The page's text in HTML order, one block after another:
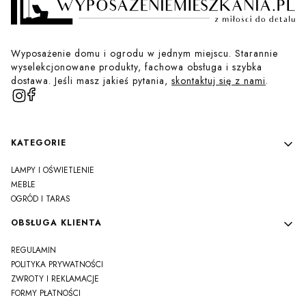
Wyposażenie domu i ogrodu w jednym miejscu. Starannie
wyselekcjonowane produkty, fachowa obsługa i szybka
dostawa. Jeśli masz jakieś pytania, skontaktuj się z nami.
Linki w stopce
KATEGORIE
LAMPY I OŚWIETLENIE
MEBLE
OGRÓD I TARAS
OBSŁUGA KLIENTA
REGULAMIN
POLITYKA PRYWATNOŚCI
ZWROTY I REKLAMACJE
FORMY PŁATNOŚCI